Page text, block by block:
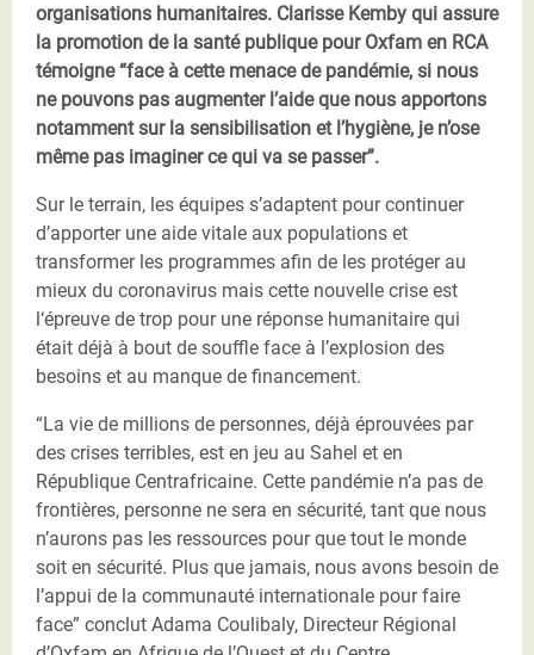
organisations humanitaires. Clarisse Kemby qui assure
la promotion de la santé publique pour Oxfam en RCA
témoigne “face à cette menace de pandémie, si nous
ne pouvons pas augmenter l’aide que nous apportons
notamment sur la sensibilisation et l’hygiène, je n’ose
même pas imaginer ce qui va se passer”.
Sur le terrain, les équipes s’adaptent pour continuer
d’apporter une aide vitale aux populations et
transformer les programmes afin de les protéger au
mieux du coronavirus mais cette nouvelle crise est
l‘épreuve de trop pour une réponse humanitaire qui
était déjà à bout de souffle face à l’explosion des
besoins et au manque de financement.
“La vie de millions de personnes, déjà éprouvées par
des crises terribles, est en jeu au Sahel et en
République Centrafricaine. Cette pandémie n’a pas de
frontières, personne ne sera en sécurité, tant que nous
n’aurons pas les ressources pour que tout le monde
soit en sécurité. Plus que jamais, nous avons besoin de
l’appui de la communauté internationale pour faire
face” conclut Adama Coulibaly, Directeur Régional